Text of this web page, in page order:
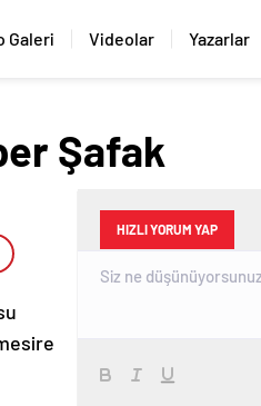
Galeri Videolar Yazarlar
Şafak
HIZLI YORUM YAP